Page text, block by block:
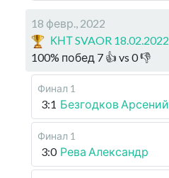
18 февр., 2022
КНТ SVAOR 18.02.2022
100% побед 7 👍 vs 0👎
Финал 1
3:1 Безгодков Арсений
Финал 1
3:0 Рева Александр